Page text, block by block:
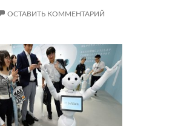
ОСТАВИТЬ КОММЕНТАРИЙ